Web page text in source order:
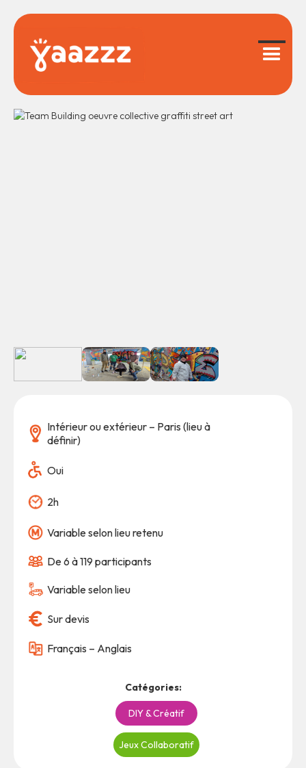
Intérieur ou extérieur – Paris (lieu à
définir)
Oui
2h
Variable selon lieu retenu
De 6 à 119 participants
Variable selon lieu
Sur devis
Français – Anglais
Catégories:
DIY & Créatif
Jeux Collaboratif